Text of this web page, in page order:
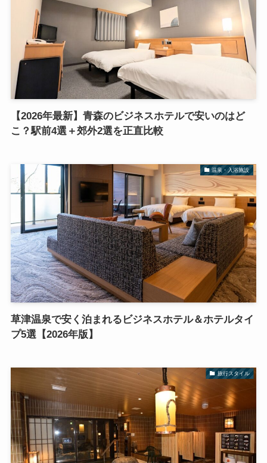
【2026年最新】青森のビジネスホテルで安いのはど
こ？駅前4選＋郊外2選を正直比較
温泉・入浴施設
草津温泉で安く泊まれるビジネスホテル＆ホテルタイ
プ5選【2026年版】
旅行スタイル